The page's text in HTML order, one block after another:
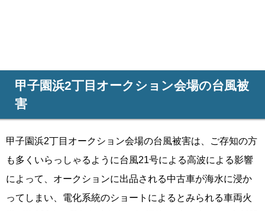
甲子園浜2丁目オークション会場の台風被
害
甲子園浜2丁目オークション会場の台風被害は、ご存知の方
も多くいらっしゃるように台風21号による高波による影響
によって、オークションに出品される中古車が海水に浸か
ってしまい、電化系統のショートによるとみられる車両火